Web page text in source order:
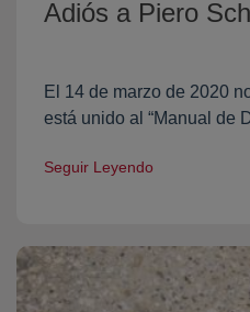
Adiós a Piero
El 14 de marzo de 2020
está unido al “Manual de
Seguir Leyendo